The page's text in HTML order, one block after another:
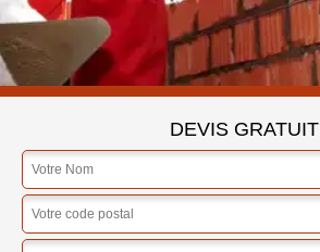
DEVIS GRATUIT